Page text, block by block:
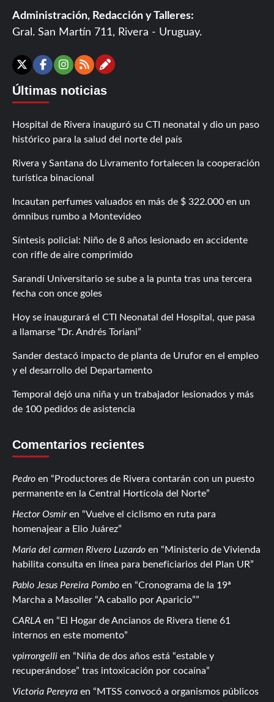
Administración, Redacción y Talleres:
Gral. San Martín 711, Rivera - Uruguay.
X Facebook
Instagram
RSSContáctanos
Últimas noticias
Hospital de Rivera inauguró su CTI neonatal y dio un paso
histórico para la salud del norte del país
Rivera y Santana do Livramento fortalecen la cooperación
turística binacional
Incautan perfumes valuados en más de $ 322.000 en un
ómnibus rumbo a Montevideo
Síntesis policial: Niño de 8 años lesionado en accidente
con rifle de aire comprimido
Sarandí Universitario se sube a la punta tras una tercera
fecha con once goles
Hoy se inaugurará el CTI Neonatal del Hospital, que pasa
a llamarse “Dr. Andrés Toriani”
Sander destacó impacto de planta de Urufor en el empleo
y el desarrollo del Departamento
Temporal dejó una niña y un trabajador lesionados y más
de 100 pedidos de asistencia
Comentarios recientes
Pedro en
Productores de Rivera contarán con un puesto
permanente en la Central Hortícola del Norte
Hector Osmiren
Vuelve el ciclismo en ruta para
homenajear a Elio Juárez
Maria del carmen Rivero Luzardo en
Ministerio de Vivienda
habilita consulta en línea para beneficiarios del Plan UR
Pablo Jesus Pereira Pombo en
Cronograma de la 19ª
Marcha a Masoller “A caballo por Aparicio”
CARLA en
El Hogar de Ancianos de Rivera tiene 61
internos en este momento
vpirrongelli en
Niña de dos años está “estable y
recuperándose” tras intoxicación por cocaína
Victoria Pereyra en
MTSS convocó a organismos públicos